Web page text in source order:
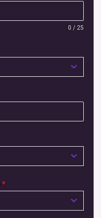
0 / 25
*